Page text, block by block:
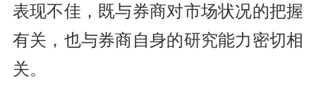
表现不佳，既与券商对市场状况的把握
有关，也与券商自身的研究能力密切相
关。